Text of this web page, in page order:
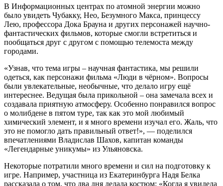
В Информационных центрах по атомной энергии можно
было увидеть Чубакку, Нео, Безумного Макса, принцессу
Лею, профессора Дока Брауна и других персонажей научно-
фантастических фильмов, которые смогли встретиться и
пообщаться друг с другом с помощью телемоста между
городами.
«Узнав, что тема игры – научная фантастика, мы решили
одеться, как персонажи фильма «Люди в чёрном». Вопросы
были увлекательные, необычные, что делало игру ещё
интереснее. Ведущая была прикольной – она замечала всех и
создавала приятную атмосферу. Особенно понравился вопрос
о молибдене в пятом туре, так как это мой любимый
химический элемент, и я много времени изучал его. Жаль, что
это не помогло дать правильный ответ!», — поделился
впечатлениями Владислав Шахов, капитан команды
«Легендарные уникумы» из Ульяновска.
Некоторые потратили много времени и сил на подготовку к
игре. Например, участница из Екатеринбурга Надя Белка
рассказала о том, что два дня делала костюм: «Когда я увидела